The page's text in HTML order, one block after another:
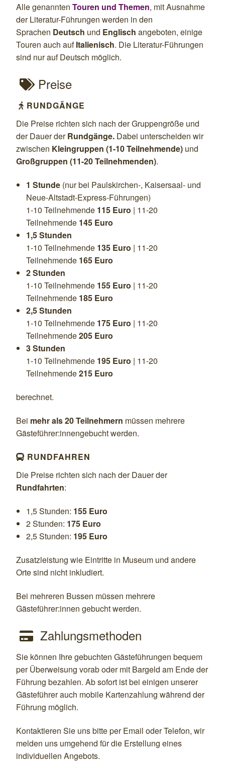
Alle genannten Touren und Themen, mit Ausnahme
der Literatur-Führungen werden in den
Sprachen Deutsch und Englisch angeboten, einige
Touren auch aufItalienisch. Die Literatur-Führungen
sind nur auf Deutsch möglich.
 Preise
 RUNDGÄNGE
Die Preise richten sich nach der Gruppengröße und
der Dauer derRundgänge. Dabei unterscheiden wir
zwischen Kleingruppen (1-10 Teilnehmende) und
Großgruppen (11-20 Teilnehmenden).
1 Stunde (nur bei Paulskirchen-, Kaisersaal- und
Neue-Altstadt-Express-Führungen)
1-10 Teilnehmende 115 Euro | 11-20
Teilnehmende 145 Euro
1,5 Stunden
1-10 Teilnehmende 135 Euro | 11-20
Teilnehmende 165 Euro
2 Stunden
1-10 Teilnehmende 155 Euro | 11-20
Teilnehmende 185 Euro
2,5 Stunden
1-10 Teilnehmende 175 Euro | 11-20
Teilnehmende205 Euro
3 Stunden
1-10 Teilnehmende 195 Euro | 11-20
Teilnehmende215 Euro
berechnet.
Bei mehr als 20 Teilnehmern müssen mehrere
Gästeführer:innengebucht werden.
 RUNDFAHREN
Die Preise richten sich nach der Dauer der
Rundfahrten:
1,5 Stunden: 155 Euro
2 Stunden: 175 Euro
2,5 Stunden: 195 Euro
Zusatzleistung wie Eintritte in Museum und andere
Orte sind nicht inkludiert.
Bei mehreren Bussen müssen mehrere
Gästeführer:innen gebucht werden.
 Zahlungsmethoden
Sie können Ihre gebuchten Gästeführungen bequem
per Überweisung vorab oder mit Bargeld am Ende der
Führung bezahlen. Ab sofort ist bei einigen unserer
Gästeführer auch mobile Kartenzahlung während der
Führung möglich.
Kontaktieren Sie uns bitte per Email oder Telefon, wir
melden uns umgehend für die Erstellung eines
individuellen Angebots.